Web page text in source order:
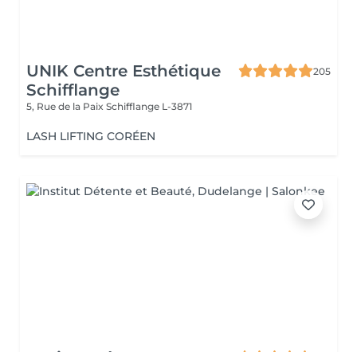
UNIK Centre Esthétique
Schifflange
205
5, Rue de la Paix Schifflange L-3871
LASH LIFTING CORÉEN